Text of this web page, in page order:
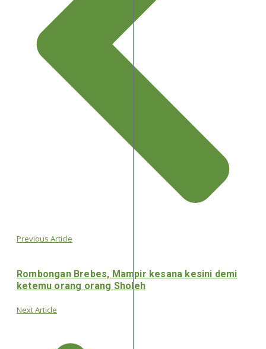
Previous Article
Rombongan Brebes, Mampir kesana kesini demi
ketemu orang orang Sholeh
Next Article